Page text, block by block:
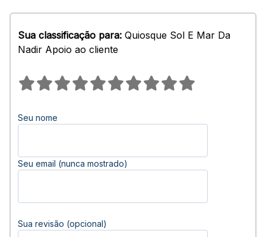
Sua classificação para: Quiosque Sol E Mar Da
Nadir Apoio ao cliente
Seu nome
Seu email (nunca mostrado)
Sua revisão (opcional)